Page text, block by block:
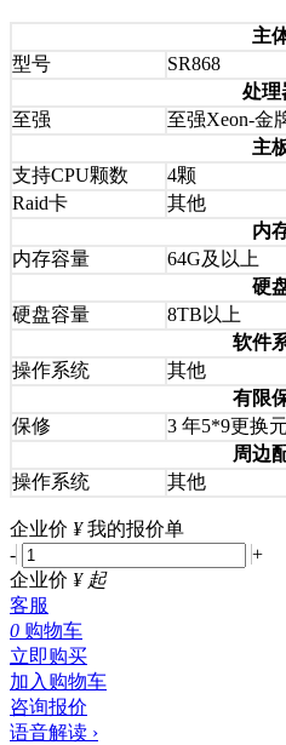
主
型号
SR868
处理
至强
至强Xeon-金
主
支持CPU颗数
4颗
Raid卡
其他
内
内存容量
64G及以上
硬
硬盘容量
8TB以上
软件
操作系统
其他
有限
保修
3 年5*9更换
周边
操作系统
其他
企业价 ¥ 我的报价单
-
+
企业价 ¥ 起
客服
0 购物车
立即购买
加入购物车
咨询报价
语音解读 ›